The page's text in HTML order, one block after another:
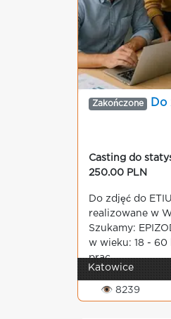
Zakończone Do
Casting do
250.00 PLN
Do zdjęć do
realizowane w
Szukamy:
w wieku: 18 -
prac...
Katowice
👁 8239